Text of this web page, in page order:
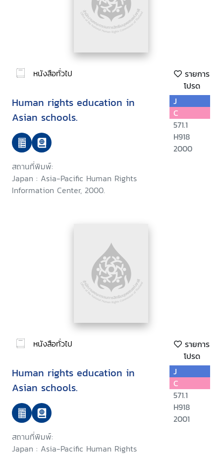
หนังสือทั่วไป
รายการ
โปรด
Human rights education in
Asian schools.
สถานที่พิมพ์:
Japan : Asia-Pacific Human Rights
Information Center, 2000.
J
C
571.1
H918
2000
หนังสือทั่วไป
รายการ
โปรด
Human rights education in
Asian schools.
สถานที่พิมพ์:
Japan : Asia-Pacific Human Rights
J
C
571.1
H918
2001